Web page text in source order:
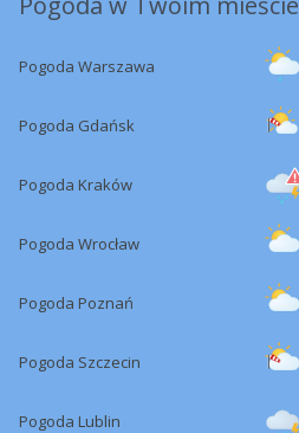
Pogoda Warszawa
Pogoda Gdańsk
Pogoda Kraków
Pogoda Wrocław
Pogoda Poznań
Pogoda Szczecin
Pogoda Lublin